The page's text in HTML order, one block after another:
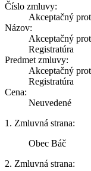
Číslo zmluvy:
Akceptačný
Názov:
Akceptačný
Registratúra
Predmet zmluvy:
Akceptačný
Registratúra
Cena:
Neuvedené
1. Zmluvná strana:
Obec Báč
2. Zmluvná strana: